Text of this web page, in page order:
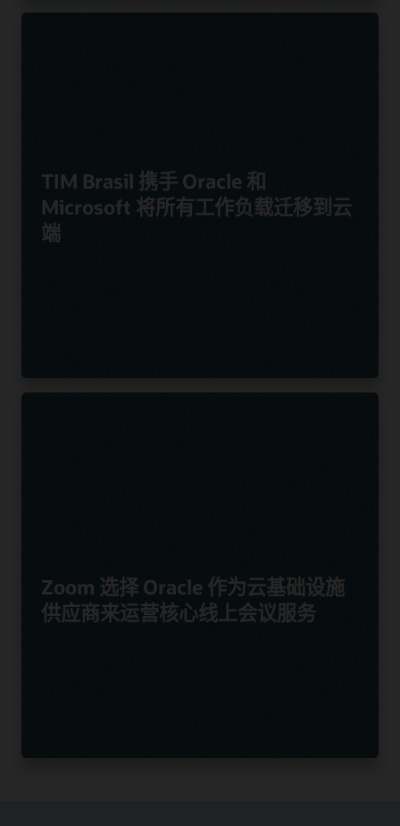
TIM Brasil 携手 Oracle 和
Microsoft 将所有工作负载迁移到云
端
Zoom 选择 Oracle 作为云基础设施
供应商来运营核心线上会议服务